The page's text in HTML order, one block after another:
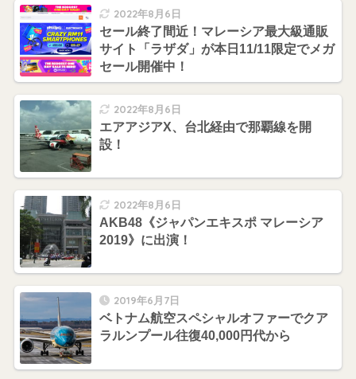
2022年8月6日
セール終了間近！マレーシア最大級通販
サイト「ラザダ」が本日11/11限定でメガ
セール開催中！
2022年8月6日
エアアジアX、台北経由で那覇線を開
設！
2022年8月6日
AKB48《ジャパンエキスポ マレーシア
2019》に出演！
2019年6月7日
ベトナム航空スペシャルオファーでクア
ラルンプール往復40,000円代から